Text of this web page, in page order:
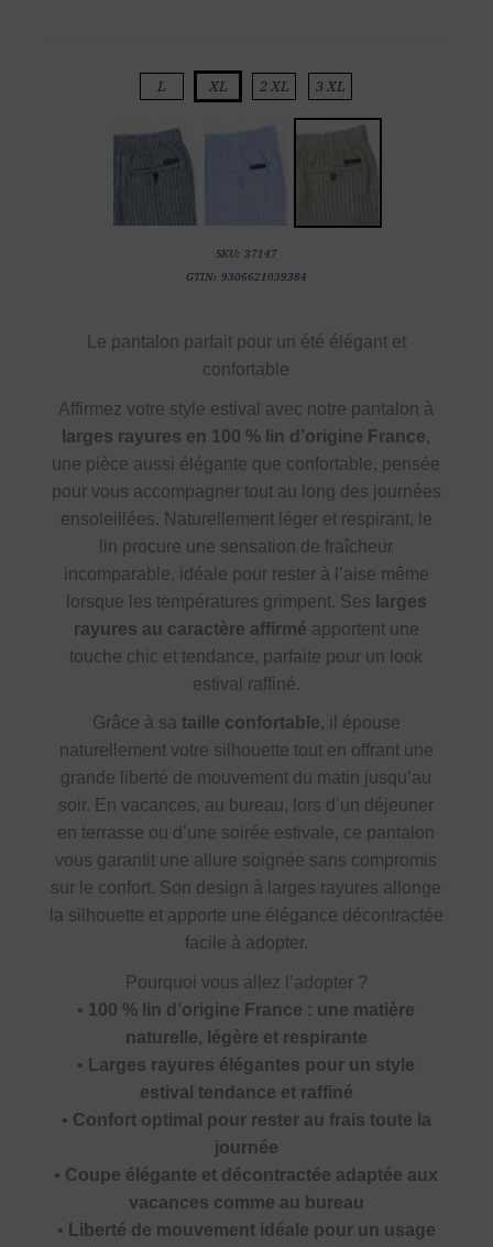
L XL 2 XL 3 XL
SKU: 37147
GTIN: 9306621039384
Le pantalon parfait pour un été élégant et
confortable
Affirmez votre style estival avec notre pantalon à
larges rayures en 100 % lin d’origine France,
une pièce aussi élégante que confortable, pensée
pour vous accompagner tout au long des journées
ensoleillées. Naturellement léger et respirant, le
lin procure une sensation de fraîcheur
incomparable, idéale pour rester à l’aise même
lorsque les températures grimpent. Ses larges
rayures au caractère affirmé apportent une
touche chic et tendance, parfaite pour un look
estival raffiné.
Grâce à sa taille confortable, il épouse
naturellement votre silhouette tout en offrant une
grande liberté de mouvement du matin jusqu’au
soir. En vacances, au bureau, lors d’un déjeuner
en terrasse ou d’une soirée estivale, ce pantalon
vous garantit une allure soignée sans compromis
sur le confort. Son design à larges rayures allonge
la silhouette et apporte une élégance décontractée
facile à adopter.
Pourquoi vous allez l’adopter ?
• 100 % lin d’origine France : une matière
naturelle, légère et respirante
• Larges rayures élégantes pour un style
estival tendance et raffiné
• Confort optimal pour rester au frais toute la
journée
• Coupe élégante et décontractée adaptée aux
vacances comme au bureau
• Liberté de mouvement idéale pour un usage